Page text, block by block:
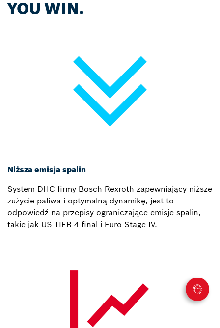
YOU WIN.
Niższa emisja spalin
System DHC firmy Bosch Rexroth zapewniający niższe
zużycie paliwa i optymalną dynamikę, jest to
odpowiedź na przepisy ograniczające emisje spalin,
takie jak US TIER 4 final i Euro Stage IV.